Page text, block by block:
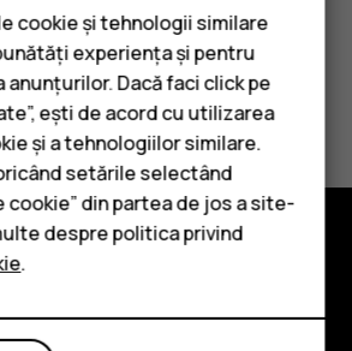
uri
clasice
aceste informații?
cookie și tehnologii similare
experiența și pentru
anunțurilor. Dacă faci click pe
ești de acord cu utilizarea
și a tehnologiilor similare.
setările selectând
cookie” din partea de jos a site-
despre politica privind
.